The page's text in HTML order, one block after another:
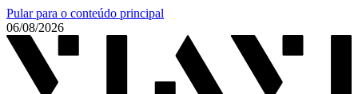
Pular para o conteúdo principal
06/08/2026